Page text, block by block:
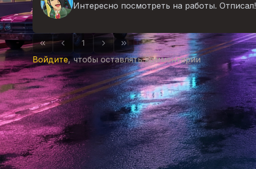
Интересно посмотреть на работы. Отписал!
1
Войдите, чтобы оставлять комментарии